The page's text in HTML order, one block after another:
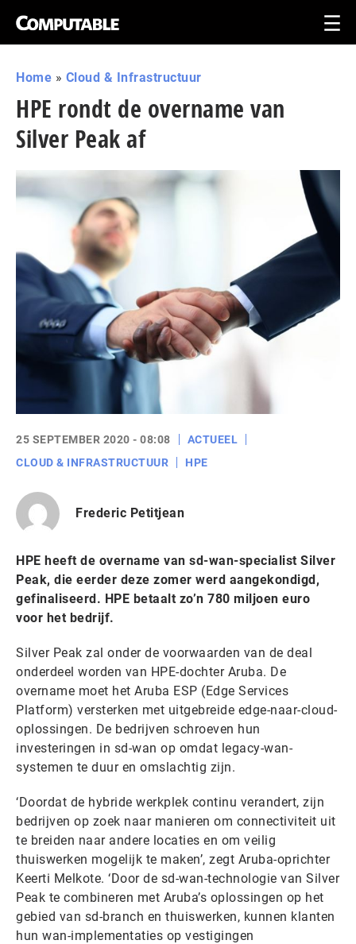
Home » Cloud & Infrastructuur
HPE rondt de overname van
Silver Peak af
25 SEPTEMBER 2020 - 08:08
ACTUEEL
CLOUD & INFRASTRUCTUUR
HPE
Frederic Petitjean
HPE heeft de overname van sd-wan-specialist Silver
Peak, die eerder deze zomer werd aangekondigd,
gefinaliseerd. HPE betaalt zo’n 780 miljoen euro
voor het bedrijf.
Silver Peak zal onder de voorwaarden van de deal
onderdeel worden van HPE-dochter Aruba. De
overname moet het Aruba ESP (Edge Services
Platform) versterken met uitgebreide edge-naar-cloud-
oplossingen. De bedrijven schroeven hun
investeringen in sd-wan op omdat legacy-wan-
systemen te duur en omslachtig zijn.
‘Doordat de hybride werkplek continu verandert, zijn
bedrijven op zoek naar manieren om connectiviteit uit
te breiden naar andere locaties en om veilig
thuiswerken mogelijk te maken’, zegt Aruba-oprichter
Keerti Melkote. ‘Door de sd-wan-technologie van Silver
Peak te combineren met Aruba’s oplossingen op het
gebied van sd-branch en thuiswerken, kunnen klanten
hun wan-implementaties op vestigingen